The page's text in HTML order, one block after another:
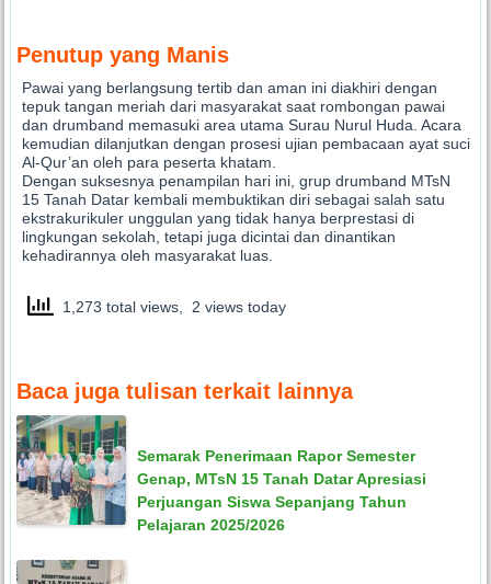
Penutup yang Manis
Pawai yang berlangsung tertib dan aman ini diakhiri dengan
tepuk tangan meriah dari masyarakat saat rombongan pawai
dan drumband memasuki area utama Surau Nurul Huda. Acara
kemudian dilanjutkan dengan prosesi ujian pembacaan ayat suci
Al-Qur’an oleh para peserta khatam.
Dengan suksesnya penampilan hari ini, grup drumband MTsN
15 Tanah Datar kembali membuktikan diri sebagai salah satu
ekstrakurikuler unggulan yang tidak hanya berprestasi di
lingkungan sekolah, tetapi juga dicintai dan dinantikan
kehadirannya oleh masyarakat luas.
1,273 total views, 2 views today
Baca juga tulisan terkait lainnya
Semarak Penerimaan Rapor Semester
Genap, MTsN 15 Tanah Datar Apresiasi
Perjuangan Siswa Sepanjang Tahun
Pelajaran 2025/2026